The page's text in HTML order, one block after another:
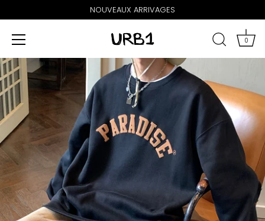
NOUVEAUX ARRIVAGES
0